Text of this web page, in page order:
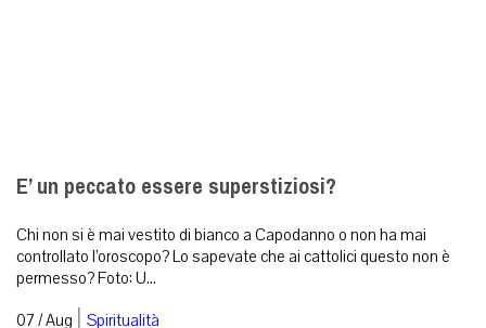
E’ un peccato essere superstiziosi?
Chi non si è mai vestito di bianco a Capodanno o non ha mai
controllato l’oroscopo? Lo sapevate che ai cattolici questo non è
permesso? Foto: U...
07 / Aug | Spiritualità